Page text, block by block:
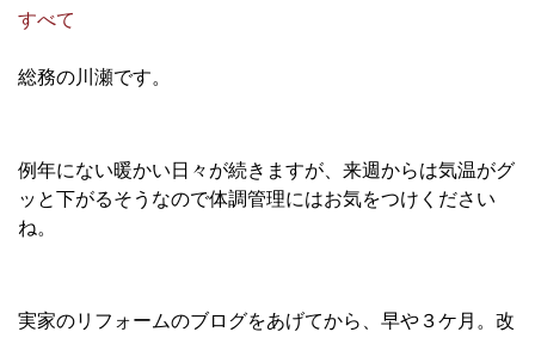
すべて
総務の川瀬です。
例年にない暖かい日々が続きますが、来週からは気温がグ
ッと下がるそうなので体調管理にはお気をつけください
ね。
実家のリフォームのブログをあげてから、早や３ケ月。改